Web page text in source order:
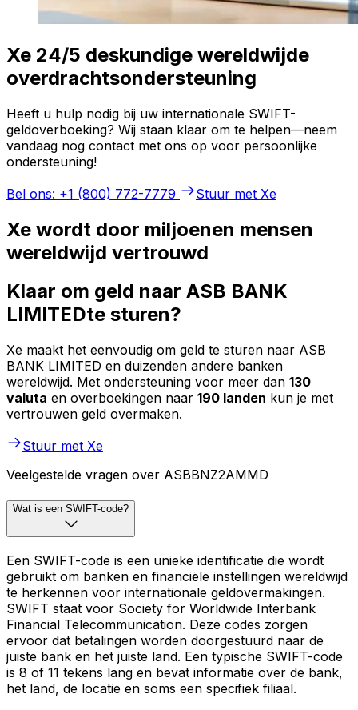
Xe 24/5 deskundige wereldwijde
overdrachtsondersteuning
Heeft u hulp nodig bij uw internationale SWIFT-
geldoverboeking? Wij staan klaar om te helpen—neem
vandaag nog contact met ons op voor persoonlijke
ondersteuning!
Bel ons: +1 (800) 772-7779
Stuur met Xe
Xe wordt door miljoenen mensen
wereldwijd vertrouwd
Klaar om geld naar ASB BANK
LIMITEDte sturen?
Xe maakt het eenvoudig om geld te sturen naar ASB
BANK LIMITED en duizenden andere banken
wereldwijd. Met ondersteuning voor meer dan 130
valuta en overboekingen naar 190 landen kun je met
vertrouwen geld overmaken.
Stuur met Xe
Veelgestelde vragen over ASBBNZ2AMMD
Wat is een SWIFT-code?
Een SWIFT-code is een unieke identificatie die wordt
gebruikt om banken en financiële instellingen wereldwijd
te herkennen voor internationale geldovermakingen.
SWIFT staat voor Society for Worldwide Interbank
Financial Telecommunication. Deze codes zorgen
ervoor dat betalingen worden doorgestuurd naar de
juiste bank en het juiste land. Een typische SWIFT-code
is 8 of 11 tekens lang en bevat informatie over de bank,
het land, de locatie en soms een specifiek filiaal.